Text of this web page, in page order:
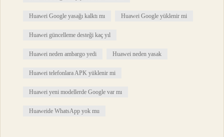
Huawei Google yasağı kalktı mı Huawei Google yüklenir mi
Huawei güncelleme desteği kaç yıl
Huawei neden ambargo yedi Huawei neden yasak
Huawei telefonlara APK yüklenir mi
Huawei yeni modellerde Google var mı
Huaweide WhatsApp yok mu